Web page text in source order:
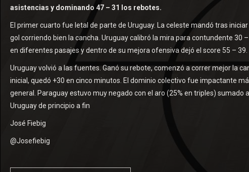
asistencias y dominando 47 – 31 los rebotes.
El primer cuarto fue letal de parte de Uruguay. La celeste mandó tras
gol corriendo bien la cancha. Uruguay calibró la mira para contundente
en diferentes pasajes y dentro de su mejora ofensiva dejó el score 55 – 39.
Uruguay volvió a las fuentes. Ganó su rebote, comenzó a correr mejor la
inicial, quedó +30 en cinco minutos. El dominio colectivo fue impactante
general. Paraguay estuvo muy negado con el aro (25% en triples)
Uruguay de principio a fin
José Fiebig
@Josefiebig